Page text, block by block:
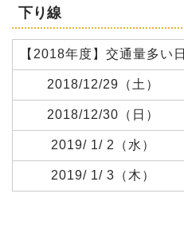
下り線
【2018年度】交通量多い日
2018/12/29（土）
2018/12/30（日）
2019/ 1/ 2（水）
2019/ 1/ 3（木）